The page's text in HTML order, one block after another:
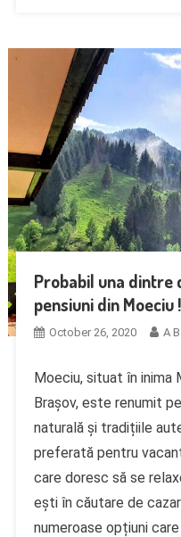
Probabil una dintre
pensiuni din Moeciu !
October 26, 2020 A B
Moeciu, situat în inima
Brașov, este renumit
naturală și tradițiile
preferată pentru
care doresc să se
ești în căutare de
numeroase opțiuni